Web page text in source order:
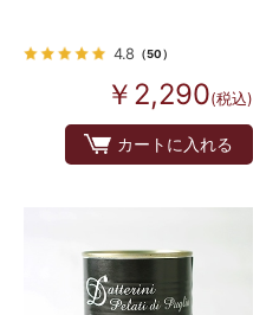
4.8 （50）
￥2,290(税込)
カートに入れる